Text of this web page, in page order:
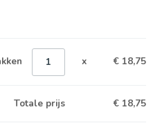
x € 18,75
Totale prijs € 18,75